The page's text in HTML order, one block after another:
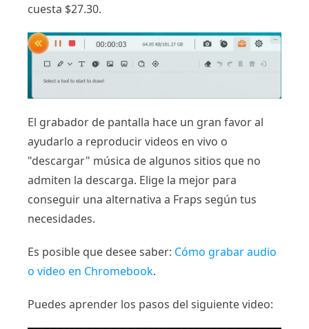
cuesta $27.30.
El grabador de pantalla hace un gran favor al
ayudarlo a reproducir videos en vivo o
"descargar" música de algunos sitios que no
admiten la descarga. Elige la mejor para
conseguir una alternativa a Fraps según tus
necesidades.
Es posible que desee saber: Cómo grabar audio
o video en Chromebook.
Puedes aprender los pasos del siguiente video: